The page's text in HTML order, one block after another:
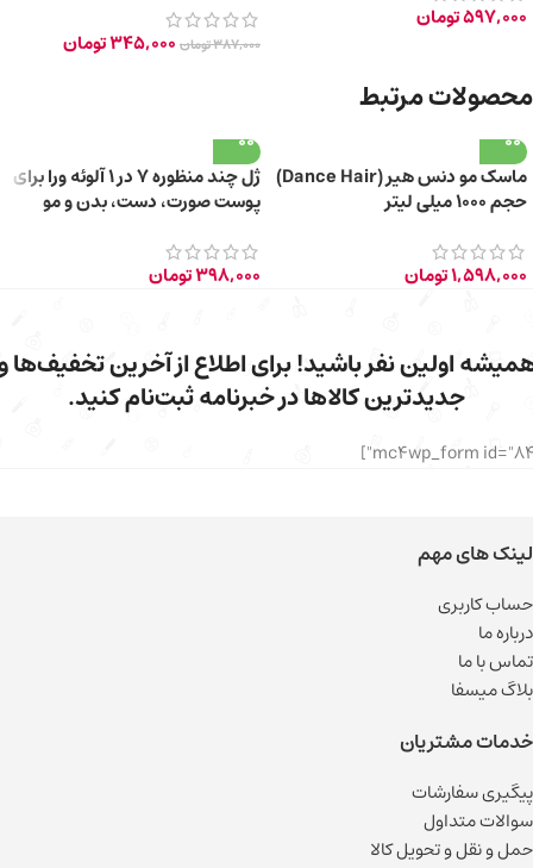
597,000تومان
387,000تومان 345,000تومان
محصولات مرتبط
ماسک مو دنس هیر (Dance Hair)
حجم ۱۰۰۰ میلی لیتر
1,598,000تومان
ژل چند منظوره 7 در 1 آلوئه ورا برای
پوست صورت، دست، بدن و مو
398,000تومان
اولین نفر باشید! برای اطلاع از آخرین تخفیف‌ها
جدیدترین کالاها در خبرنامه ثبت‌نام کنید.
لینک های مهم
حساب کاربری
درباره ما
تماس با ما
بلاگ میسفا
خدمات مشتریان
پیگیری سفارشات
سوالات متداول
حمل و نقل و تحویل کالا